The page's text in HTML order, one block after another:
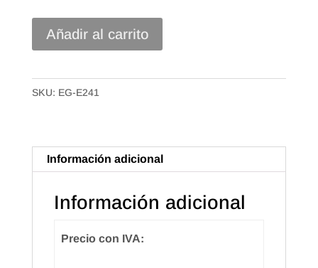
Etiqueta
Añadir al carrito
SKU: EG-E241
Información adicional
Información adicional
Precio con IVA: